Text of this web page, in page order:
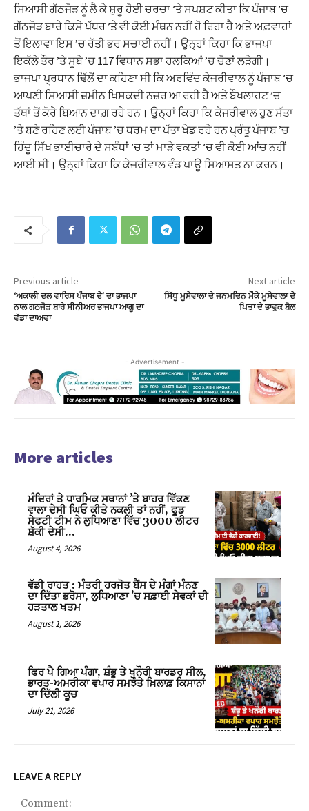
ਸਿਆਸੀ ਗੱਠਜੋੜ ਨੂੰ ਲੈ ਕੇ ਸ਼ੁਰੂ ਹੋਈ ਚਰਚਾ ’ਤੇ ਸਪਸ਼ਟ ਕੀਤਾ ਕਿ ਪੰਜਾਬ ’ਚ
ਗੱਠਜੋੜ ਬਾਰੇ ਕਿਸੇ ਪੱਧਰ ’ਤੇ ਵੀ ਕੋਈ ਮੰਥਨ ਨਹੀਂ ਹੋ ਰਿਹਾ ਹੈ ਅਤੇ ਅਫ਼ਵਾਹਾਂ
ਤੋਂ ਇਲਾਵਾ ਇਸ ’ਚ ਰੱਤੀ ਭਰ ਸਚਾਈ ਨਹੀਂ। ਉਨ੍ਹਾਂ ਕਿਹਾ ਕਿ ਭਾਜਪਾ
ਇਕੱਲੇ ਤੌਰ ’ਤੇ ਸੂਬੇ ’ਚ 117 ਵਿਧਾਨ ਸਭਾ ਹਲਕਿਆਂ ’ਚ ਚੋਣਾਂ ਲੜੇਗੀ।
ਭਾਜਪਾ ਪ੍ਰਧਾਨ ਢਿੱਲੋਂ ਦਾ ਕਹਿਣਾ ਸੀ ਕਿ ਅਰਵਿੰਦ ਕੇਜਰੀਵਾਲ ਨੂੰ ਪੰਜਾਬ ’ਚ
ਆਪਣੀ ਸਿਆਸੀ ਜ਼ਮੀਨ ਖਿਸਕਦੀ ਨਜ਼ਰ ਆ ਰਹੀ ਹੈ ਅਤੇ ਬੌਖਲਾਹਟ ’ਚ
ਤੱਥਾਂ ਤੋਂ ਕੋਰੇ ਬਿਆਨ ਦਾਗ਼ ਰਹੇ ਹਨ। ਉਨ੍ਹਾਂ ਕਿਹਾ ਕਿ ਕੇਜਰੀਵਾਲ ਹੁਣ ਸੱਤਾ
’ਤੇ ਬਣੇ ਰਹਿਣ ਲਈ ਪੰਜਾਬ ’ਚ ਧਰਮ ਦਾ ਪੱਤਾ ਖੇਡ ਰਹੇ ਹਨ ਪ੍ਰੰਤੂ ਪੰਜਾਬ ’ਚ
ਹਿੰਦੂ ਸਿੱਖ ਭਾਈਚਾਰੇ ਦੇ ਸਬੰਧਾਂ ’ਚ ਤਾਂ ਮਾੜੇ ਵਕਤਾਂ ’ਚ ਵੀ ਕੋਈ ਆਂਚ ਨਹੀਂ
ਆਈ ਸੀ। ਉਨ੍ਹਾਂ ਕਿਹਾ ਕਿ ਕੇਜਰੀਵਾਲ ਵੰਡ ਪਾਊ ਸਿਆਸਤ ਨਾ ਕਰਨ।
Previous article
‘ਅਕਾਲੀ ਦਲ ਵਾਰਿਸ ਪੰਜਾਬ ਦੇ’ ਦਾ ਭਾਜਪਾ
ਨਾਲ ਗਠਜੋੜ ਬਾਰੇ ਸੀਨੀਅਰ ਭਾਜਪਾ ਆਗੂ ਦਾ
ਵੱਡਾ ਦਾਅਵਾ
Next article
ਸਿੱਧੂ ਮੂਸੇਵਾਲਾ ਦੇ ਜਨਮਦਿਨ ਮੌਕੇ ਮੂਸੇਵਾਲਾ ਦੇ
ਪਿਤਾ ਦੇ ਭਾਵੁਕ ਬੋਲ
- Advertisement -
More articles
ਮੰਦਿਰਾਂ ਤੇ ਧਾਰਮਿਕ ਸਥਾਨਾਂ ’ਤੇ ਬਾਹਰ ਵਿੱਕਣ
ਵਾਲਾ ਦੇਸੀ ਘਿਓ ਕੀਤੇ ਨਕਲੀ ਤਾਂ ਨਹੀਂ, ਫੂਡ
ਸੇਫਟੀ ਟੀਮ ਨੇ ਲੁਧਿਆਣਾ ਵਿੱਚ 3000 ਲੀਟਰ
ਸ਼ੱਕੀ ਦੇਸੀ...
August 4, 2026
ਵੱਡੀ ਰਾਹਤ : ਮੰਤਰੀ ਹਰਜੋਤ ਬੈਂਸ ਦੇ ਮੰਗਾਂ ਮੰਨਣ
ਦਾ ਦਿੱਤਾ ਭਰੋਸਾ, ਲੁਧਿਆਣਾ ’ਚ ਸਫ਼ਾਈ ਸੇਵਕਾਂ ਦੀ
ਹੜਤਾਲ ਖਤਮ
August 1, 2026
ਫਿਰ ਪੈ ਗਿਆ ਪੰਗਾ, ਸ਼ੰਭੂ ਤੇ ਖਨੌਰੀ ਬਾਰਡਰ ਸੀਲ,
ਭਾਰਤ-ਅਮਰੀਕਾ ਵਪਾਰ ਸਮਝੌਤੇ ਖ਼ਿਲਾਫ਼ ਕਿਸਾਨਾਂ
ਦਾ ਦਿੱਲੀ ਕੂਚ
July 21, 2026
LEAVE A REPLY